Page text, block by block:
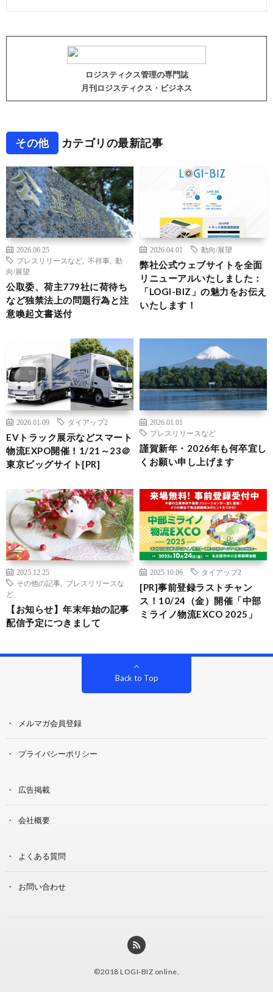
ロジスティクス管理の専門誌
月刊ロジスティクス・ビジネス
その他 カテゴリの最新記事
2026.06.25
プレスリリースなど
不祥事
動
向/展望
公取委、荷主779社に荷待ち
など独禁法上の問題行為と注
意喚起文書送付
2026.04.01 動向/展望
弊社公式ウェブサイトを全面
リニューアルいたしました：
「LOGI-BIZ」の魅力をお伝え
いたします！
2026.01.09 タイアップ2
EVトラック展示などスマート
物流EXPO開催！1/21～23＠
東京ビッグサイト[PR]
2026.01.01
プレスリリースなど
謹賀新年・2026年も何卒宜し
くお願い申し上げます
2025.12.25
その他の記事
プレスリリースな
ど
【お知らせ】年末年始の記事
配信予定につきまして
2025.10.06 タイアップ2
[PR]事前登録ラストチャン
ス！10/24（金）開催「中部
ミライノ物流EXCO 2025」
Back to Top
メルマガ会員登録
プライバシーポリシー
広告掲載
会社概要
よくある質問
お問い合わせ
©2018 LOGI-BIZ online.